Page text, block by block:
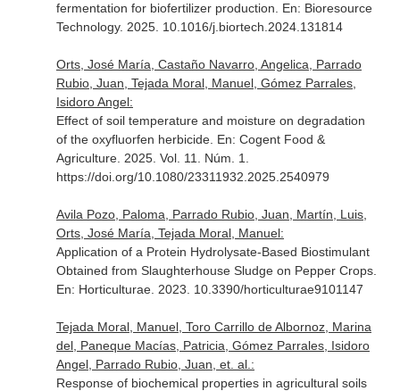
fermentation for biofertilizer production. En: Bioresource
Technology. 2025. 10.1016/j.biortech.2024.131814
Orts, José María, Castaño Navarro, Angelica, Parrado
Rubio, Juan, Tejada Moral, Manuel, Gómez Parrales,
Isidoro Angel:
Effect of soil temperature and moisture on degradation
of the oxyfluorfen herbicide. En: Cogent Food &
Agriculture. 2025. Vol. 11. Núm. 1.
https://doi.org/10.1080/23311932.2025.2540979
Avila Pozo, Paloma, Parrado Rubio, Juan, Martín, Luis,
Orts, José María, Tejada Moral, Manuel:
Application of a Protein Hydrolysate-Based Biostimulant
Obtained from Slaughterhouse Sludge on Pepper Crops.
En: Horticulturae. 2023. 10.3390/horticulturae9101147
Tejada Moral, Manuel, Toro Carrillo de Albornoz, Marina
del, Paneque Macías, Patricia, Gómez Parrales, Isidoro
Angel, Parrado Rubio, Juan, et. al.:
Response of biochemical properties in agricultural soils